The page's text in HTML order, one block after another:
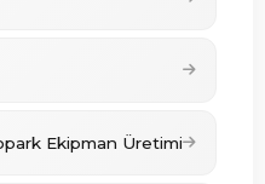
Ekipman Üretimi